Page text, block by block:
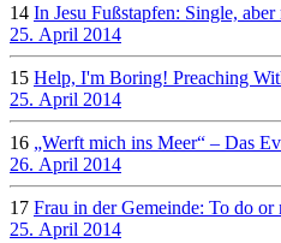
14 In Jesu Fußstapfen: Single,
25. April 2014
15 Help, I'm Boring! Preaching
25. April 2014
16 „Werft mich ins Meer“ – Das
26. April 2014
17 Frau in der Gemeinde: To do or
25. April 2014